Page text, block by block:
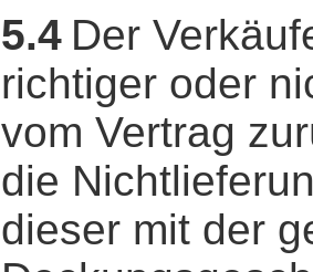
5.4 Der
richtiger oder
vom Vertrag
die
dieser mit der